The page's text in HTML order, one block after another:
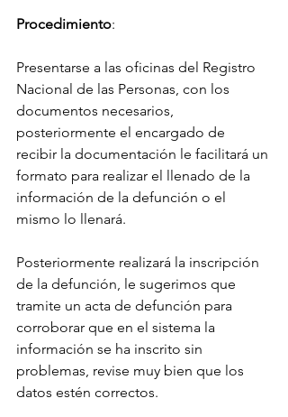
Procedimiento:
Presentarse a las oficinas del Registro
Nacional de las Personas, con los
documentos necesarios,
posteriormente el encargado de
recibir la documentación le facilitará un
formato para realizar el llenado de la
información de la defunción o el
mismo lo llenará.
Posteriormente realizará la inscripción
de la defunción, le sugerimos que
tramite un acta de defunción para
corroborar que en el sistema la
información se ha inscrito sin
problemas, revise muy bien que los
datos estén correctos.